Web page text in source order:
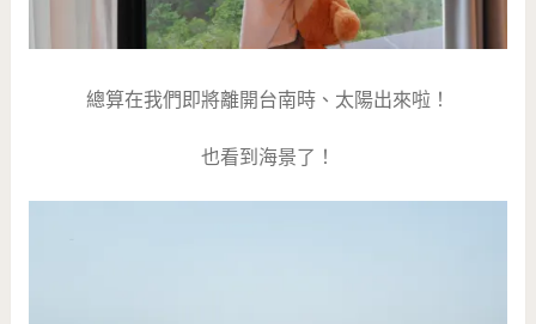
總算在我們即將離開台南時、太陽出來啦！
也看到海景了！